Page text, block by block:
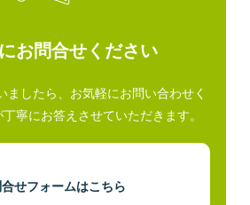
お問合せください
ましたら、お気軽にお問い合わせく
寧にお答えさせていただきます。
せフォームはこちら